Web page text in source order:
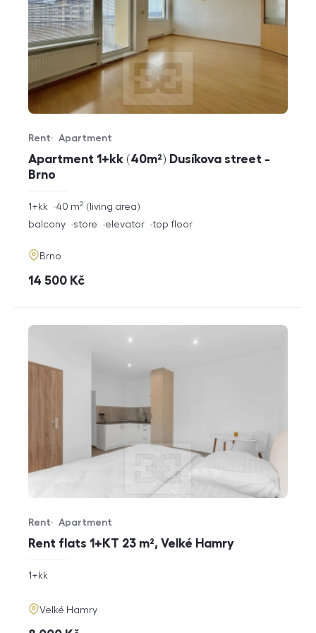
Apartment 1+kk (40m²) Dusíkova street -
Brno
Offer type
Rent
Property type
Apartment
rozměry
1+kk living area
40 m2
funkce
balcony store elevator top floor
adresa
Brno
cena
14 500 Kč
Rent flats 1+KT 23 m², Velké Hamry
Offer type
Rent
Property type
Apartment
rozměry
1+kk
adresa
Velké Hamry